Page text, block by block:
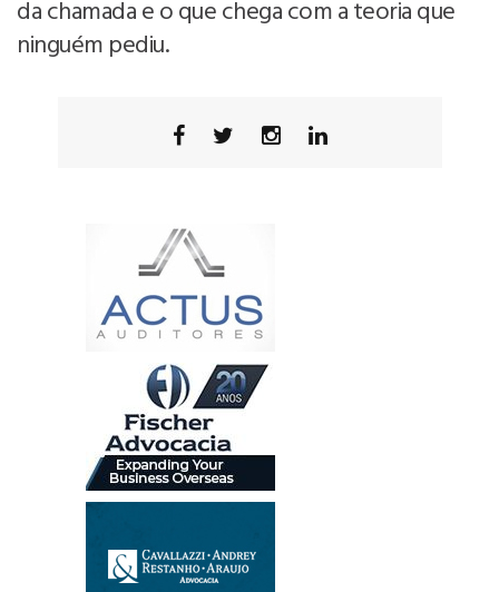
da chamada e o que chega com a teoria que
ninguém pediu.